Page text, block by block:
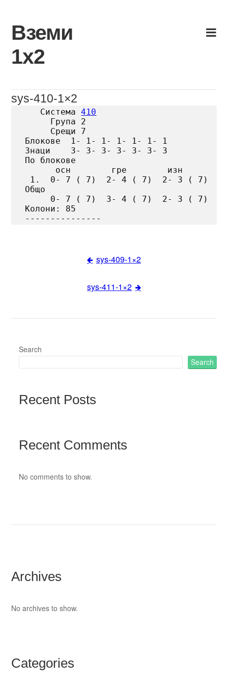
content
Вземи
1х2
sys-410-1×2
   Система
410
     Група 2
     Срещи 7
Блокове  1- 1- 1- 1- 1- 1- 1
Знаци    3- 3- 3- 3- 3- 3- 3
По блокове
      осн        гре        изн
1.  0- 7 ( 7)  2- 4 ( 7)  2- 3 ( 7)
Общо
     0- 7 ( 7)  3- 4 ( 7)  2- 3 ( 7)
Колони: 85
sys-409-1×2
sys-411-1×2
Search
Search
Recent Posts
Recent Comments
No comments to show.
Archives
No archives to show.
Categories